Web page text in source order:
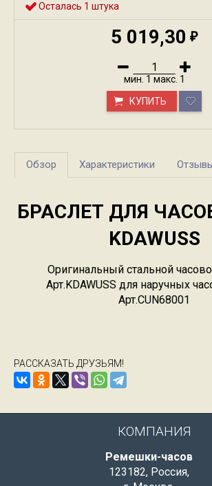
Осталась 1 штука
5 019,30 ₽
мин. 1 макс. 1
КУПИТЬ
Обзор Характеристики
БРАСЛЕТ ДЛЯ ЧАСОВ
KDAWUSS
Оригинальный стальной
Арт.KDAWUSS для наручных
Арт.CUN68001
РАССКАЗАТЬ ДРУЗЬЯМ!
КОМПАНИЯ
Ремешки-часов
123182, Россия,